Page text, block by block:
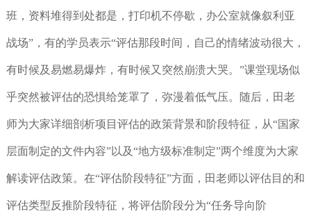
班，资料堆得到处都是，打印机不停歇，办公室就像叙利亚
战场”，有的学员表示“评估那段时间，自己的情绪波动很大，
有时候及易燃易爆炸，有时候又突然崩溃大哭。”课堂现场似
乎突然被评估的恐惧给笼罩了，弥漫着低气压。随后，田老
师为大家详细剖析项目评估的政策背景和阶段特征，从“国家
层面制定的文件内容”以及“地方级标准制定”两个维度为大家
解读评估政策。在“评估阶段特征”方面，田老师以评估目的和
评估类型反推阶段特征，将评估阶段分为“任务导向阶